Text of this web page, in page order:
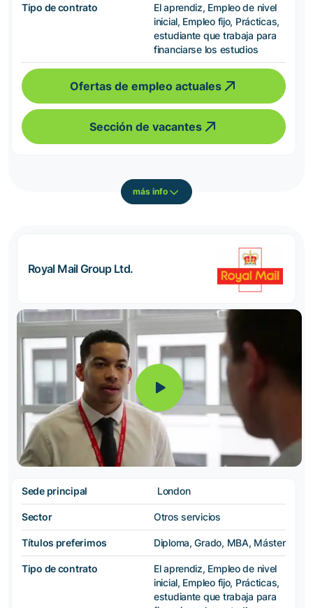
Tipo de contrato
El aprendiz, Empleo de nivel
inicial, Empleo fijo, Prácticas,
estudiante que trabaja para
financiarse los estudios
Ofertas de empleo actuales
Sección de vacantes
más info
Royal Mail Group Ltd.
Sede principal London
Sector Otros servicios
Títulos preferimos Diploma, Grado, MBA, Máster
Tipo de contrato
El aprendiz, Empleo de nivel
inicial, Empleo fijo, Prácticas,
estudiante que trabaja para